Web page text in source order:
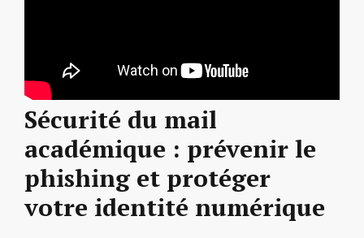
Sécurité du mail
académique : prévenir le
phishing et protéger
votre identité numérique